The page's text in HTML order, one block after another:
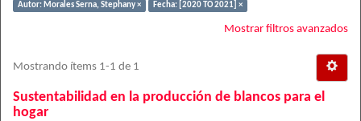
Autor: Morales Serna, Stephany ×
Fecha: [2020 TO 2021] ×
Mostrar filtros avanzados
Mostrando ítems 1-1 de 1
Sustentabilidad en la producción de blancos para el
hogar